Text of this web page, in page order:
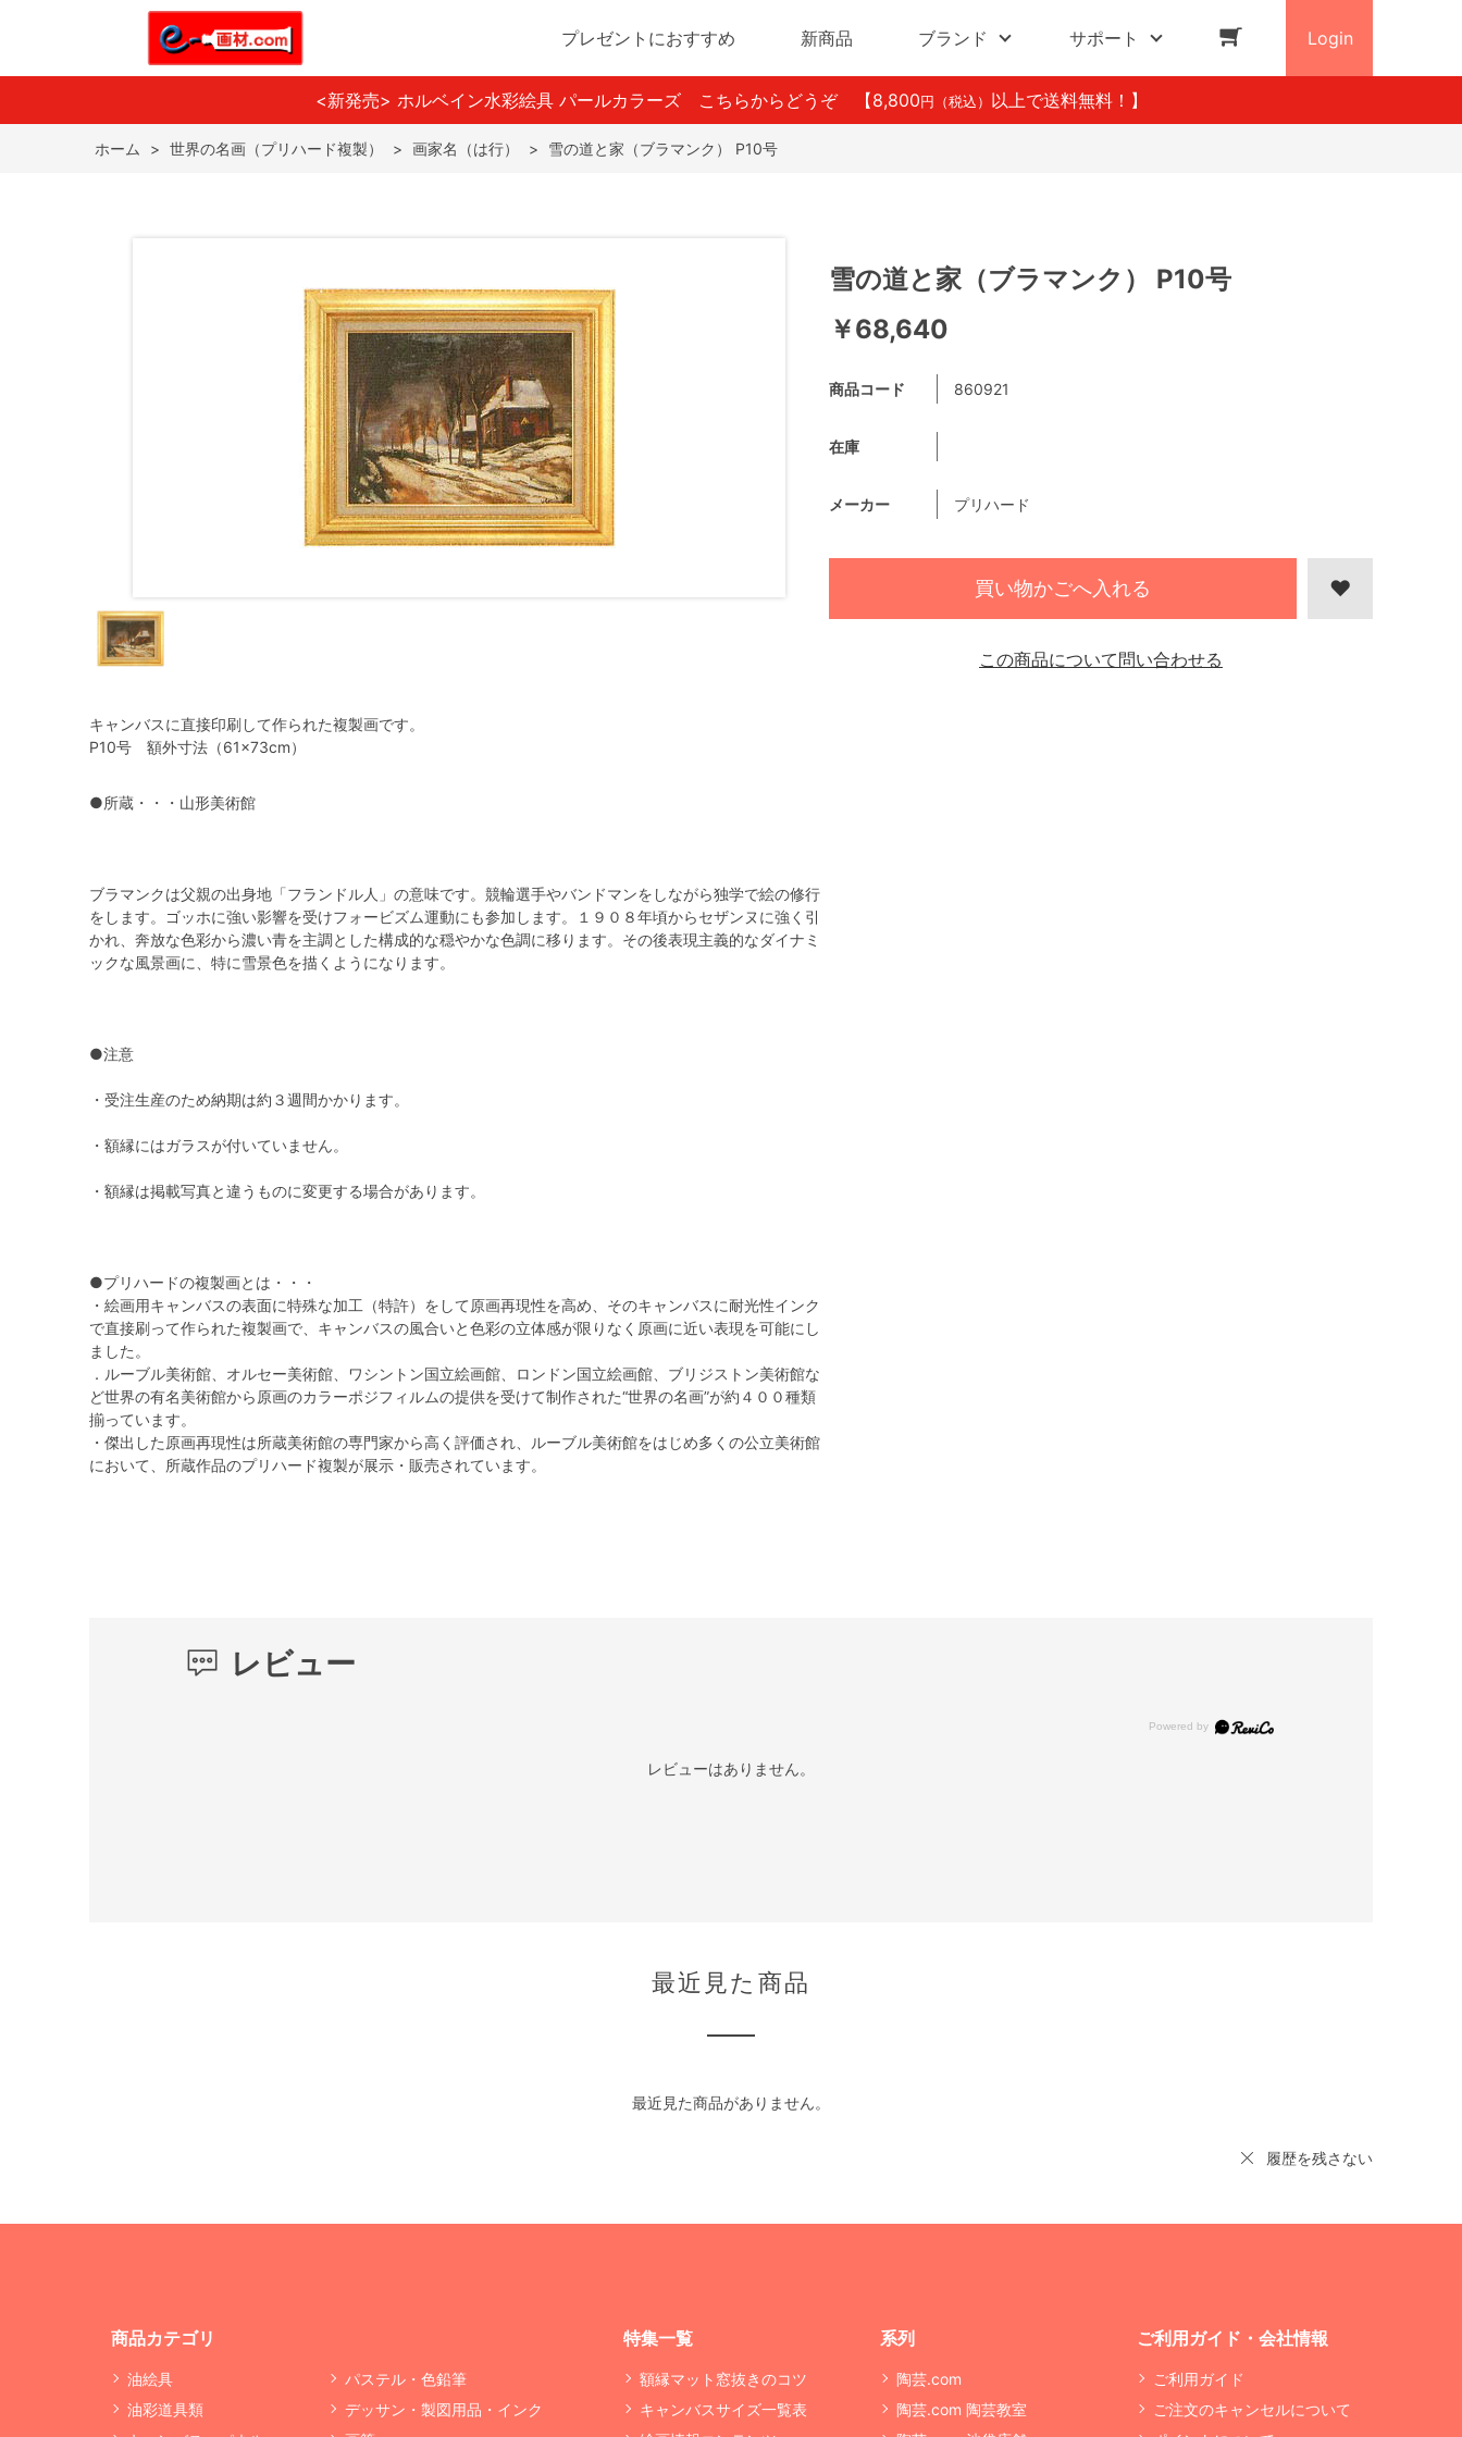
プレゼントにおすすめ 新商品 ブランド サポート Login
<新発売> ホルベイン水彩絵具 パールカラーズ こちらからどうぞ 【8,800 円（税込） 以上で送料無料！】
ホーム > 世界の名画（プリハード複製） > 画家名（は行） > 雪の道と家（ブラマンク） P10号
キャンバスに直接印刷して作られた複製画です。
P10号 額外寸法（61×73cm）
●所蔵・・・山形美術館
ブラマンクは父親の出身地「フランドル人」の意味です。競輪選手やバンドマンをしながら独学で絵の修行
をします。ゴッホに強い影響を受けフォービズム運動にも参加します。１９０８年頃からセザンヌに強く引
かれ、奔放な色彩から濃い青を主調とした構成的な穏やかな色調に移ります。その後表現主義的なダイナミ
ックな風景画に、特に雪景色を描くようになります。
●注意
・受注生産のため納期は約３週間かかります。
・額縁にはガラスが付いていません。
・額縁は掲載写真と違うものに変更する場合があります。
●プリハードの複製画とは・・・
・絵画用キャンバスの表面に特殊な加工（特許）をして原画再現性を高め、そのキャンバスに耐光性インク
で直接刷って作られた複製画で、キャンバスの風合いと色彩の立体感が限りなく原画に近い表現を可能にし
ました。
．ルーブル美術館、オルセー美術館、ワシントン国立絵画館、ロンドン国立絵画館、ブリジストン美術館な
ど世界の有名美術館から原画のカラーポジフィルムの提供を受けて制作された“世界の名画”が約４００種類
揃っています。
・傑出した原画再現性は所蔵美術館の専門家から高く評価され、ルーブル美術館をはじめ多くの公立美術館
において、所蔵作品のプリハード複製が展示・販売されています。
雪の道と家（ブラマンク） P10号
￥68,640
商品コード 860921
在庫
メーカー プリハード
買い物かごへ入れる
この商品について問い合わせる
レビュー
レビューはありません。
最近見た商品
最近見た商品がありません。
履歴を残さない
商品カテゴリ
油絵具
油彩道具類
パステル・色鉛筆
デッサン・製図用品・インク
特集一覧
額縁マット窓抜きのコツ
キャンバスサイズ一覧表
系列
陶芸.com
陶芸.com 陶芸教室
ご利用ガイド・会社情報
ご利用ガイド
ご注文のキャンセルについて